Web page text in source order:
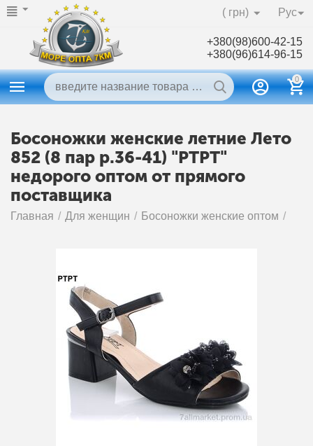
Рус
( грн)
+380(98)600-42-15
+380(96)614-96-15
0
Босоножки женские летние Лето
852 (8 пар р.36-41) "PTPT"
недорого оптом от прямого
поставщика
Главная / Для женщин / Босоножки женские оптом /